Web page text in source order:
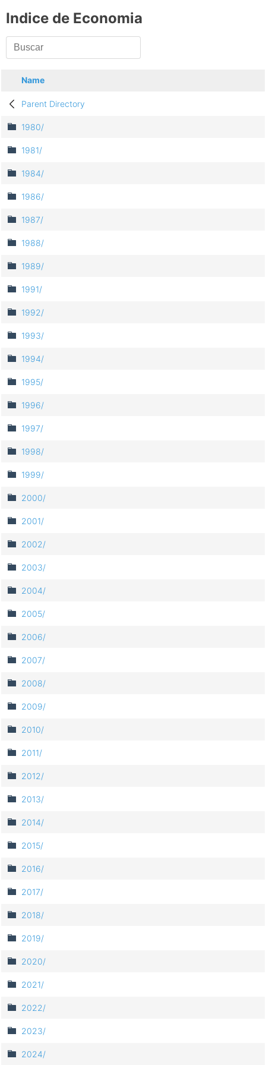
Indice de Economia
Name
Parent Directory
1980/
1981/
1984/
1986/
1987/
1988/
1989/
1991/
1992/
1993/
1994/
1995/
1996/
1997/
1998/
1999/
2000/
2001/
2002/
2003/
2004/
2005/
2006/
2007/
2008/
2009/
2010/
2011/
2012/
2013/
2014/
2015/
2016/
2017/
2018/
2019/
2020/
2021/
2022/
2023/
2024/